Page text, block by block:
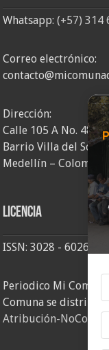
Whatsapp:(+57) 314
Correo electrónico:
Dirección:
Calle 105 A No.
Barrio Villa del
Medellín – Colombia
Licencia
ISSN: 3028 - 6026
Periodico Mi
Comuna se
Atribución-